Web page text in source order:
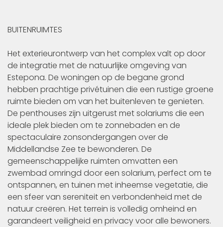
BUITENRUIMTES
Het exterieurontwerp van het complex valt op door
de integratie met de natuurlijke omgeving van
Estepona. De woningen op de begane grond
hebben prachtige privétuinen die een rustige groene
ruimte bieden om van het buitenleven te genieten.
De penthouses zijn uitgerust met solariums die een
ideale plek bieden om te zonnebaden en de
spectaculaire zonsondergangen over de
Middellandse Zee te bewonderen. De
gemeenschappelijke ruimten omvatten een
zwembad omringd door een solarium, perfect om te
ontspannen, en tuinen met inheemse vegetatie, die
een sfeer van sereniteit en verbondenheid met de
natuur creëren. Het terrein is volledig omheind en
garandeert veiligheid en privacy voor alle bewoners.